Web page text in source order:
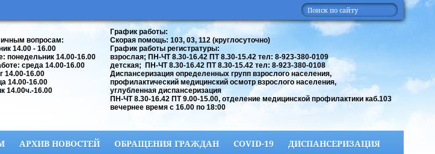
вопросам:
14.00 - 16.00
понедельник 14.00-16.00
среда 14.00-16.00
14.00-16.00
14.00-16.00
14.00ч.-16.00
График работы:
Скорая помощь: 103, 03, 112 (круглосуточно)
График работы регистратуры:
взрослая; ПН-ЧТ 8.30-16.42 ПТ 8.30-15.42 тел: 8-923-380-0109
детская; ПН-ЧТ 8.30-16.42 ПТ 8.30-15.42 тел: 8-923-380-0108
Диспансеризация определенных групп взрослого населения,
профилактический медицинский осмотр взрослого населения,
углубленная диспансеризация
ПН-ЧТ 8.30-16.42 ПТ 9.00-15.00, отделение медицинской профилактики каб.103
вечернее время с 16.00 по 18:00
АРХИВ НОВОСТЕЙ ОБРАЩЕНИЯ ГРАЖДАН COVID-19 ДИСПАНСЕРИЗАЦИЯ